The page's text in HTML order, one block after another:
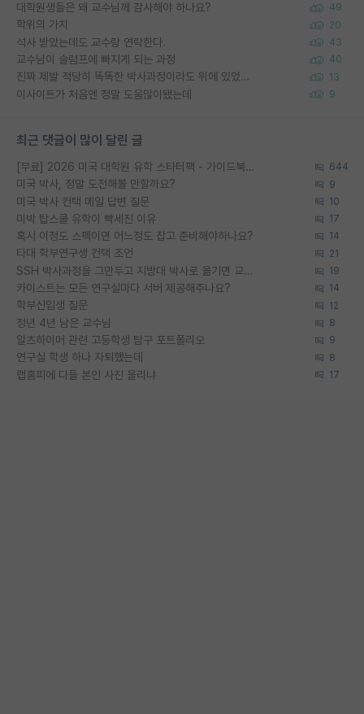
대학원생들은 왜 교수님께 감사해야 하나요? 49
학위의 가치 20
석사 받았는데도 교수랑 연락한다. 43
교수님이 슬럼프에 빠지게 되는 과정 40
진짜 제발 적당히 똑똑한 박사과정이라도 위에 있었으면.. 13
이사이트가 처음엔 정말 도움많이됐는데 9
최근 댓글이 많이 달린 글
[무료] 2026 미국 대학원 유학 스타터팩 - 가이드북 & 합격자 컨택메일 템플릿 644
미국 박사, 정말 도전해볼 만할까요? 9
미국 박사 컨택 메일 답변 질문 10
미박 탑스쿨 유학이 빡세진 이유 17
혹시 이정도 스펙이면 어느정도 잡고 준비해야하나요? 14
타대 학부연구생 컨택 조언 21
SSH 박사과정을 그만두고 지방대 박사로 옮기면 교수의 꿈은 끝일까요? 19
카이스트는 모든 연구실마다 서버 제공해주나요? 14
학부신입생 질문 12
정년 4년 남은 교수님 8
알츠하이머 관련 고등학생 탐구 포트폴리오 9
연구실 학생 하나 자퇴했는데 8
랩홈피에 다들 본인 사진 올리냐 17